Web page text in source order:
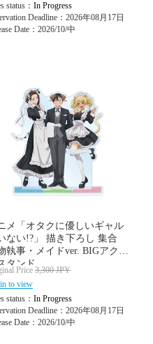
status： In Progress
Deadline：2026年08月17日
Date：2026/10/中
メ「オタクに優しいギャル
ない!?」 描き下ろし 集合
執事・メイドver. BIGアクリ
タンド
Price 3,300JPY
to view
status： In Progress
Deadline：2026年08月17日
Date：2026/10/中